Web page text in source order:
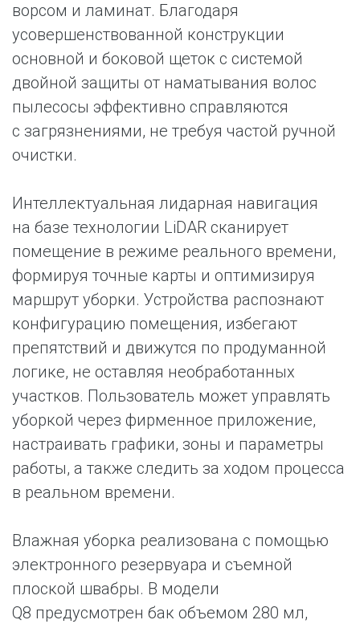
ворсом и ламинат. Благодаря
усовершенствованной конструкции
основной и боковой щеток с системой
двойной защиты от наматывания волос
пылесосы эффективно справляются
с загрязнениями, не требуя частой ручной
очистки.
Интеллектуальная лидарная навигация
на базе технологии LiDAR сканирует
помещение в режиме реального времени,
формируя точные карты и оптимизируя
маршрут уборки. Устройства распознают
конфигурацию помещения, избегают
препятствий и движутся по продуманной
логике, не оставляя необработанных
участков. Пользователь может управлять
уборкой через фирменное приложение,
настраивать графики, зоны и параметры
работы, а также следить за ходом процесса
в реальном времени.
Влажная уборка реализована с помощью
электронного резервуара и съемной
плоской швабры. В модели
Q8 предусмотрен бак объемом 280 мл,